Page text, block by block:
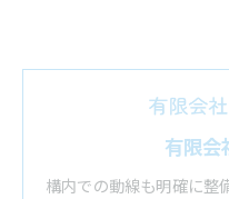
有限会
構内での動線も明確に整